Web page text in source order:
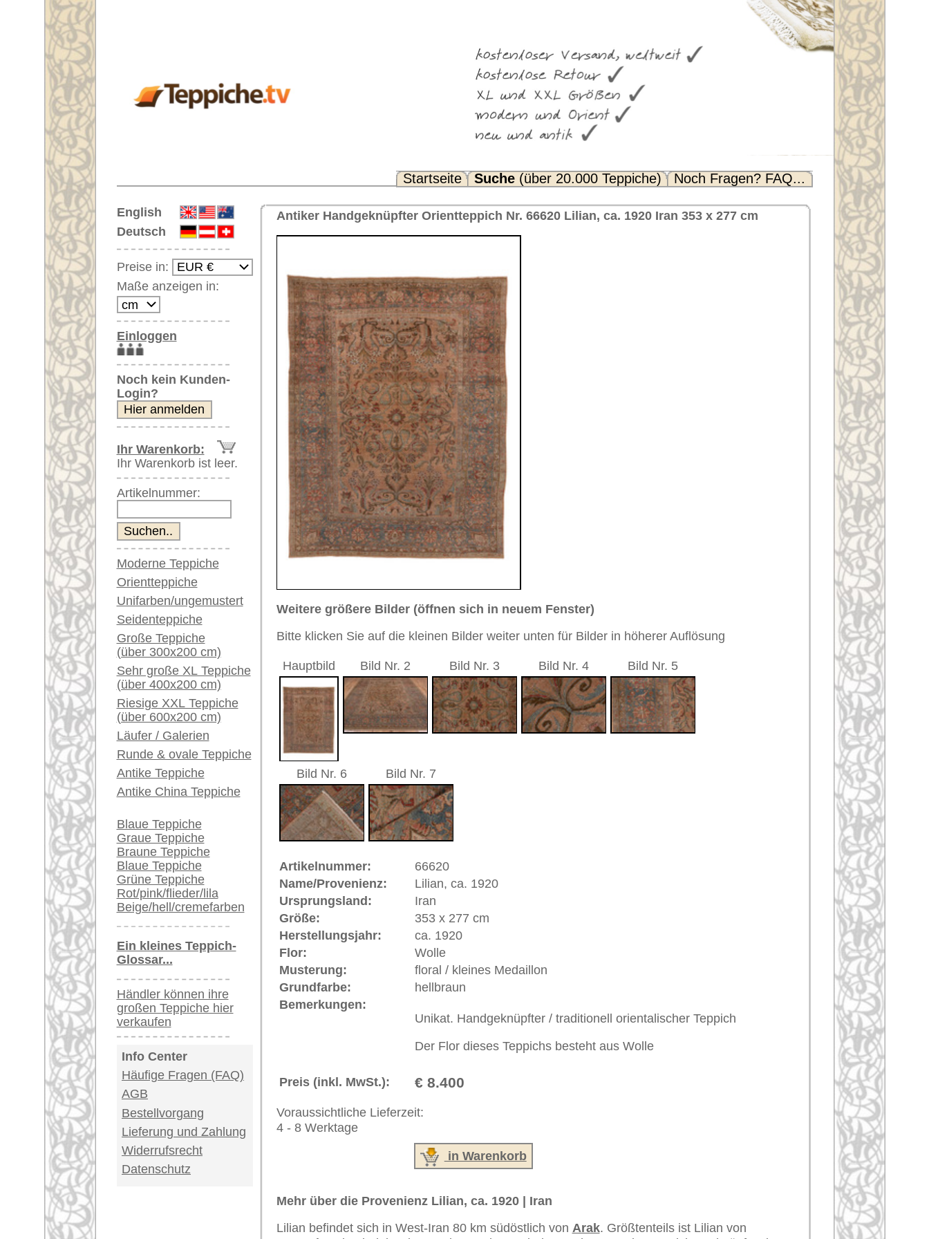
Noch Fragen? FAQ...
English
Deutsch
Preise in:
Maße anzeigen in:
Einloggen
Noch kein Kunden-
Login?
Ihr Warenkorb:
Ihr Warenkorb ist leer.
Artikelnummer:
Moderne Teppiche
Orientteppiche
Unifarben/ungemustert
Seidenteppiche
Große Teppiche
(über 300x200 cm)
Sehr große XL Teppiche
(über 400x200 cm)
Riesige XXL Teppiche
(über 600x200 cm)
Läufer / Galerien
Runde & ovale Teppiche
Antike Teppiche
Antike China Teppiche
Blaue Teppiche
Graue Teppiche
Braune Teppiche
Blaue Teppiche
Grüne Teppiche
Rot/pink/flieder/lila
Beige/hell/cremefarben
Ein kleines Teppich-
Glossar...
Händler können ihre
großen Teppiche hier
verkaufen
Info Center
Häufige Fragen (FAQ)
AGB
Bestellvorgang
Lieferung und Zahlung
Widerrufsrecht
Datenschutz
Weitere größere Bilder (öffnen sich in neuem Fenster)
Bitte klicken Sie auf die kleinen Bilder weiter unten für Bilder in höherer Auflösung
Hauptbild Bild Nr. 3 Bild Nr. 4 Bild Nr. 5
Bild Nr. 6 Bild Nr. 7
Artikelnummer:
Name/Provenienz:
Lilian, ca. 1920
Ursprungsland:
353 x 277 cm
Herstellungsjahr:
Flor: Wolle
Musterung:
Grundfarbe:
Bemerkungen:
Unikat. Handgeknüpfter / traditionell orientalischer Teppich
Der Flor dieses Teppichs besteht aus Wolle
Preis (inkl. MwSt.): € 8.400
Voraussichtliche Lieferzeit:
4 - 8 Werktage
in Warenkorb
Mehr über die Provenienz Lilian, ca. 1920 | Iran
Lilian befindet sich in West-Iran 80 km südöstlich vonArak. Größtenteils ist Lilian von
Armeniern
besiedelt. Hier werden exakt gearbeitete schwere Orientteppiche geknüpft. Die
Wolle dieser Teppiche ist glanzreich, relativ weich und voll im Griff. Die Muster sind meist
weitausladende große florale Palmetten. Geknüpft wird im persischen Knoten (der
kurioserweise bei persischen Teppichen unüblicher ist als der türkische Knoten). Geografisch
werden die Lilian-Teppiche zu denMahal(Arak) Teppichen gezählt.
Teppiche.tv - große moderne Teppiche | neue und antike Orientteppiche -
riesige Auswahl
United Kingdom: +44 (0)20 7183 4544
USA / Canada: +1 646-688-1335
Geschäftsbedingungen